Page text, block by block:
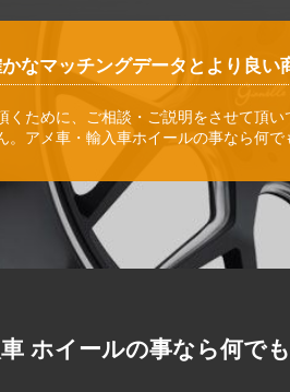
なマッチングデータとより良い
くために、ご相談・ご説明をさせて頂
アメ車・輸入車ホイールの事なら何で
ホイールの事なら何で